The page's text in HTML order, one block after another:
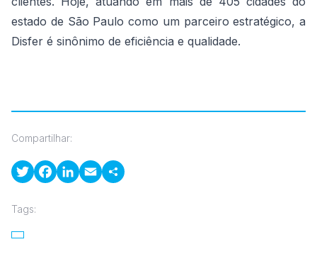
estado de São Paulo como um parceiro estratégico, a
Disfer é sinônimo de eficiência e qualidade.
Compartilhar:
TwitterFacebook
LinkedIn
Email
Tags: